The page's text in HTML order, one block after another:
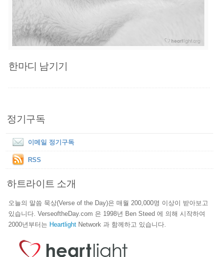
한마디 남기기
정기구독
이메일 정기구독
RSS
하트라이트 소개
오늘의 말씀 묵상(Verse of the Day)은 매월 200,000명 이상이 받아보고
있습니다. VerseoftheDay.com 은 1998년 Ben Steed 에 의해 시작하여
2000년부터는 Heartlight Network 과 함께하고 있습니다.